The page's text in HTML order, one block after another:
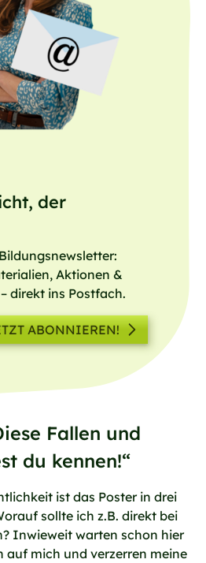
der
Aktionen &
direkt ins Postfach.
ABONNIEREN!
Fallen und
du kennen!“
ist das Poster in drei
sollte ich z.B. direkt bei
Inwieweit warten schon hier
auf mich und verzerren meine